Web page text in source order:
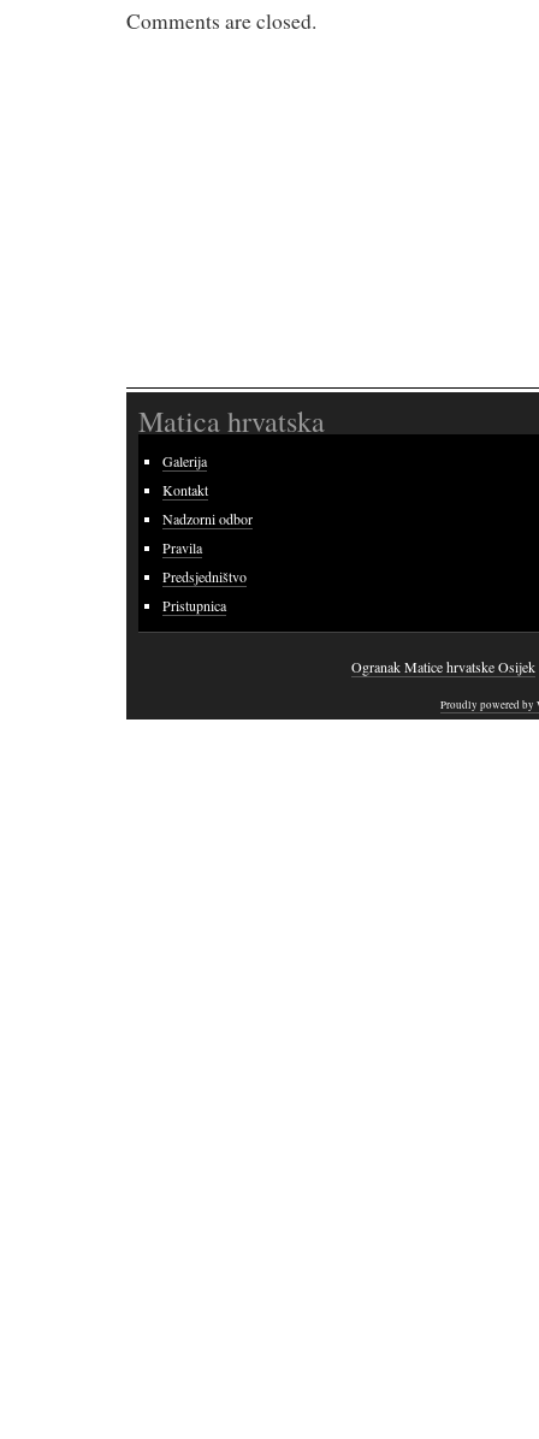
Comments are closed.
Matica hrvatska
Galerija
Kontakt
Nadzorni odbor
Pravila
Predsjedništvo
Pristupnica
Ogranak Matice hrvatske Osijek
Proudly powered by